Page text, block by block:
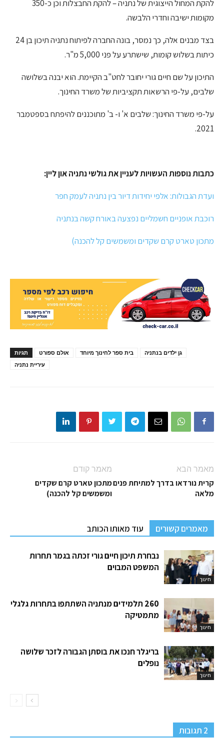
להקת המחול הייצוגית של נתניה – להקת החבצלות וכן כ-350
מקומות ישיבה וחדרי הלבשה.
בצד מבנים אלה, כך נמסר, בונה החברה לפיתוח נתניה תיכון בן 24
כיתות בשלוש קומות, שישתרע על פני 5,000 מ"ר.
התיכון על שם חיים גורי יחובר לחט"ב הקיימת. הוא יבנה בשלושה
שלבים, על-פי הרשאות תקציביות של משרד החינוך.
על-פי משרד החינוך: שלבים א' ו- ב' מתוכננים להיפתח בספטמבר
2021.
כתבות נוספות העשויות לעניין את גולשי נתניה און ליין:
ועדת הגבולות: אלפי יחידות דיור בין נתניה לעמק חפר
רוכבת אופניים חשמליים נפצעה באורח קשה בנתניה
מתכון טארט קרם שקדים ומשמשים קל להכנה)
תגיות אולם ספורט בית ספר לחינוך מיוחד
גן ילדים בנתניה
עיריית נתניה
מאמר קודם
מתכון טארט קרם שקדים
ומשמשים קל להכנה)
מאמר הבא
קרית נורדאו בדרך למתיחת פנים
מלאה
מאמרים קשורים עוד מאותו הכותב
חינוך
נבחרת תיכון חיים גורי זכתה בגמר תחרות
המשפט המבוים
חינוך
260 תלמידים מנתניה השתתפו בתחרות גלגלי
מתמטיקה
חינוך
בריגלר חנכו את בוסתן הגבורה לזכר שלושה
נופלים
2 תגובות